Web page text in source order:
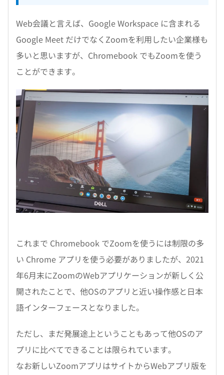
Web会議と言えば、Google Workspace に含まれる
Google Meet だけでなくZoomを利用したい企業様も
多いと思いますが、Chromebook でもZoomを使う
ことができます。
これまで Chromebook でZoomを使うには制限の多
い Chrome アプリを使う必要がありましたが、2021
年6月末にZoomのWebアプリケーションが新しく公
開されたことで、他OSのアプリと近い操作感と日本
語インターフェースとなりました。
ただし、まだ発展途上ということもあって他OSのア
プリに比べてできることは限られています。
なお新しいZoomアプリはサイトからWebアプリ版を